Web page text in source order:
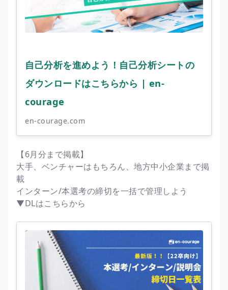
自己分析を進めよう！自己分析シートの
ダウンロードはこちらから | en-
courage
en-courage.com
【6月分まで掲載】
大手、ベンチャーはもちろん、地方中小企業まで掲
載
インターン/本選考の締切を一括で管理しよう
▼DLはこちらから